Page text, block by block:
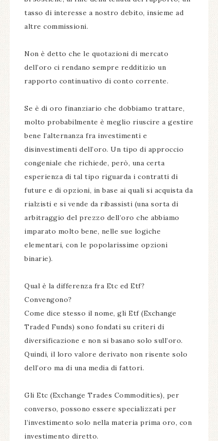
tasso di interesse a nostro debito, insieme ad
altre commissioni.
Non è detto che le quotazioni di mercato
dell’oro ci rendano sempre redditizio un
rapporto continuativo di conto corrente.
Se è di oro finanziario che dobbiamo trattare,
molto probabilmente è meglio riuscire a gestire
bene l’alternanza fra investimenti e
disinvestimenti dell’oro. Un tipo di approccio
congeniale che richiede, però, una certa
esperienza di tal tipo riguarda i contratti di
future e di opzioni, in base ai quali si acquista da
rialzisti e si vende da ribassisti (una sorta di
arbitraggio del prezzo dell’oro che abbiamo
imparato molto bene, nelle sue logiche
elementari, con le popolarissime opzioni
binarie).
Qual è la differenza fra Etc ed Etf?
Convengono?
Come dice stesso il nome, gli Etf (Exchange
Traded Funds) sono fondati su criteri di
diversificazione e non si basano solo sull’oro.
Quindi, il loro valore derivato non risente solo
dell’oro ma di una media di fattori.
Gli Etc (Exchange Trades Commodities), per
converso, possono essere specializzati per
l’investimento solo nella materia prima oro, con
investimento diretto.